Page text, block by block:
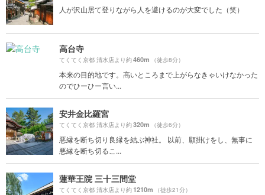
人が沢山居て登りながら人を避けるのが大変でした（笑）
高台寺
てくてく京都 清水店より約460m （徒歩8分）
本来の目的地です。高いところまで上がらなきゃいけなかった
のでひーひー言い...
安井金比羅宮
てくてく京都 清水店より約320m （徒歩6分）
悪縁を断ち切り良縁を結ぶ神社。 以前、願掛けをし、無事に
悪縁を断ち切るこ...
蓮華王院 三十三間堂
てくてく京都 清水店より約1210m （徒歩21分）